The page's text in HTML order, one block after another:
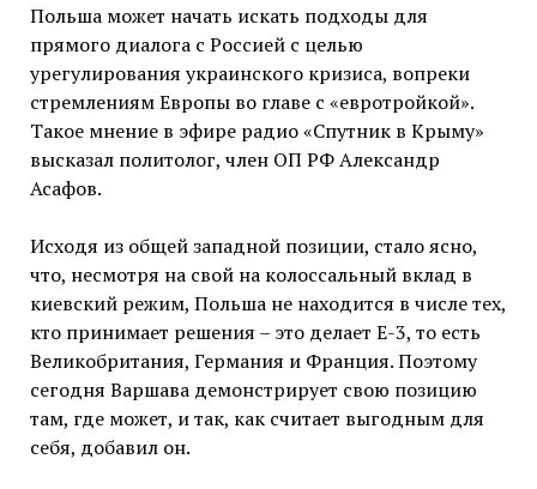
Польша может начать искать подходы для
прямого диалога с Россией с целью
урегулирования украинского кризиса, вопреки
стремлениям Европы во главе с «евротройкой».
Такое мнение в эфире радио «Спутник в Крыму»
высказал политолог, член ОП РФ Александр
Асафов.
Исходя из общей западной позиции, стало ясно,
что, несмотря на свой на колоссальный вклад в
киевский режим, Польша не находится в числе тех,
кто принимает решения – это делает Е-3, то есть
Великобритания, Германия и Франция. Поэтому
сегодня Варшава демонстрирует свою позицию
там, где может, и так, как считает выгодным для
себя, добавил он.